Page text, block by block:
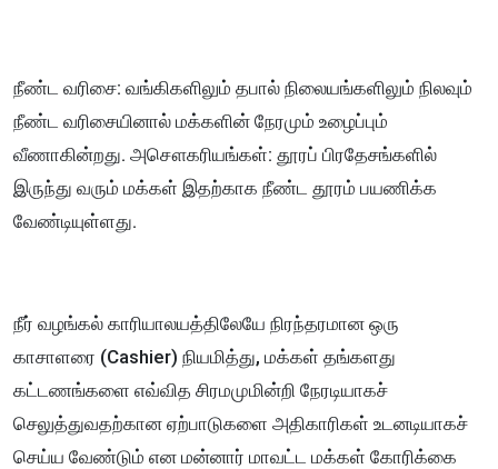
​நீண்ட வரிசை: வங்கிகளிலும் தபால் நிலையங்களிலும் நிலவும்
நீண்ட வரிசையினால் மக்களின் நேரமும் உழைப்பும்
வீணாகின்றது. அசௌகரியங்கள்: தூரப் பிரதேசங்களில்
இருந்து வரும் மக்கள் இதற்காக நீண்ட தூரம் பயணிக்க
வேண்டியுள்ளது.
நீர் வழங்கல் காரியாலயத்திலேயே நிரந்தரமான ஒரு
காசாளரை (Cashier) நியமித்து, மக்கள் தங்களது
கட்டணங்களை எவ்வித சிரமமுமின்றி நேரடியாகச்
செலுத்துவதற்கான ஏற்பாடுகளை அதிகாரிகள் உடனடியாகச்
செய்ய வேண்டும் என மன்னார் மாவட்ட மக்கள் கோரிக்கை